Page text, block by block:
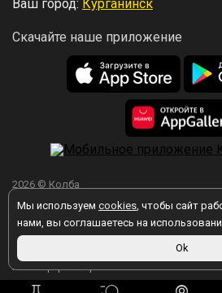
Мы используем cookies, чтобы сайт
нами, вы соглашаетесь на
Ok
Ваш город: Курганинск
Скачайте наше приложение
2026 © Колба
Вы принимаете условия политики в
персональных данных
любой форме обратной связи на сайте